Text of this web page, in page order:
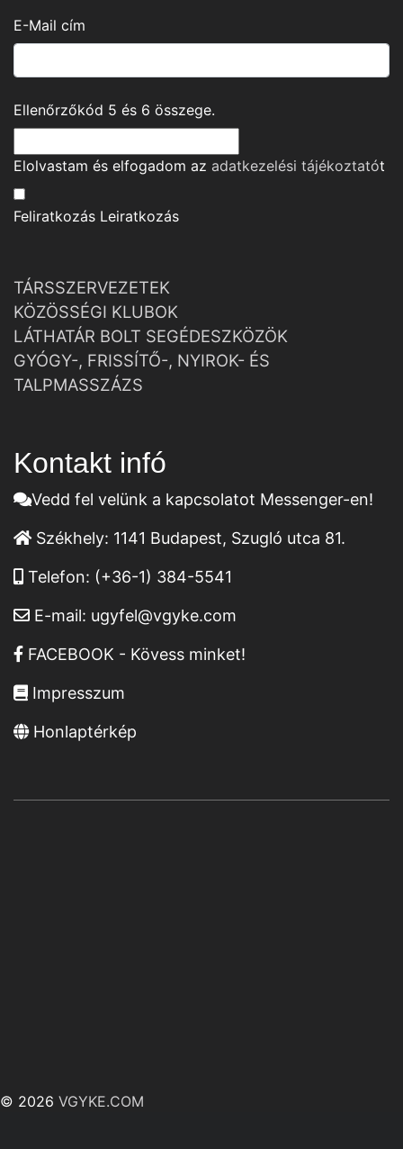
E-Mail cím
Ellenőrzőkód 5 és 6 összege.
Elolvastam és elfogadom az adatkezelési tájékoztatót
Feliratkozás Leiratkozás
TÁRSSZERVEZETEK
KÖZÖSSÉGI KLUBOK
LÁTHATÁR BOLT SEGÉDESZKÖZÖK
GYÓGY-, FRISSÍTŐ-, NYIROK- ÉS
TALPMASSZÁZS
Kontakt infó
Vedd fel velünk a kapcsolatot Messenger-en!
Székhely: 1141 Budapest, Szugló utca 81.
Telefon: (+36-1) 384-5541
E-mail: ugyfel@vgyke.com
FACEBOOK - Kövess minket!
Impresszum
Honlaptérkép
© 2026 VGYKE.COM